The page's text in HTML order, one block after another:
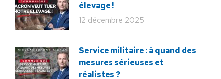
élevage !
12 décembre 2025
Service militaire : à quand des
mesures sérieuses et
réalistes ?